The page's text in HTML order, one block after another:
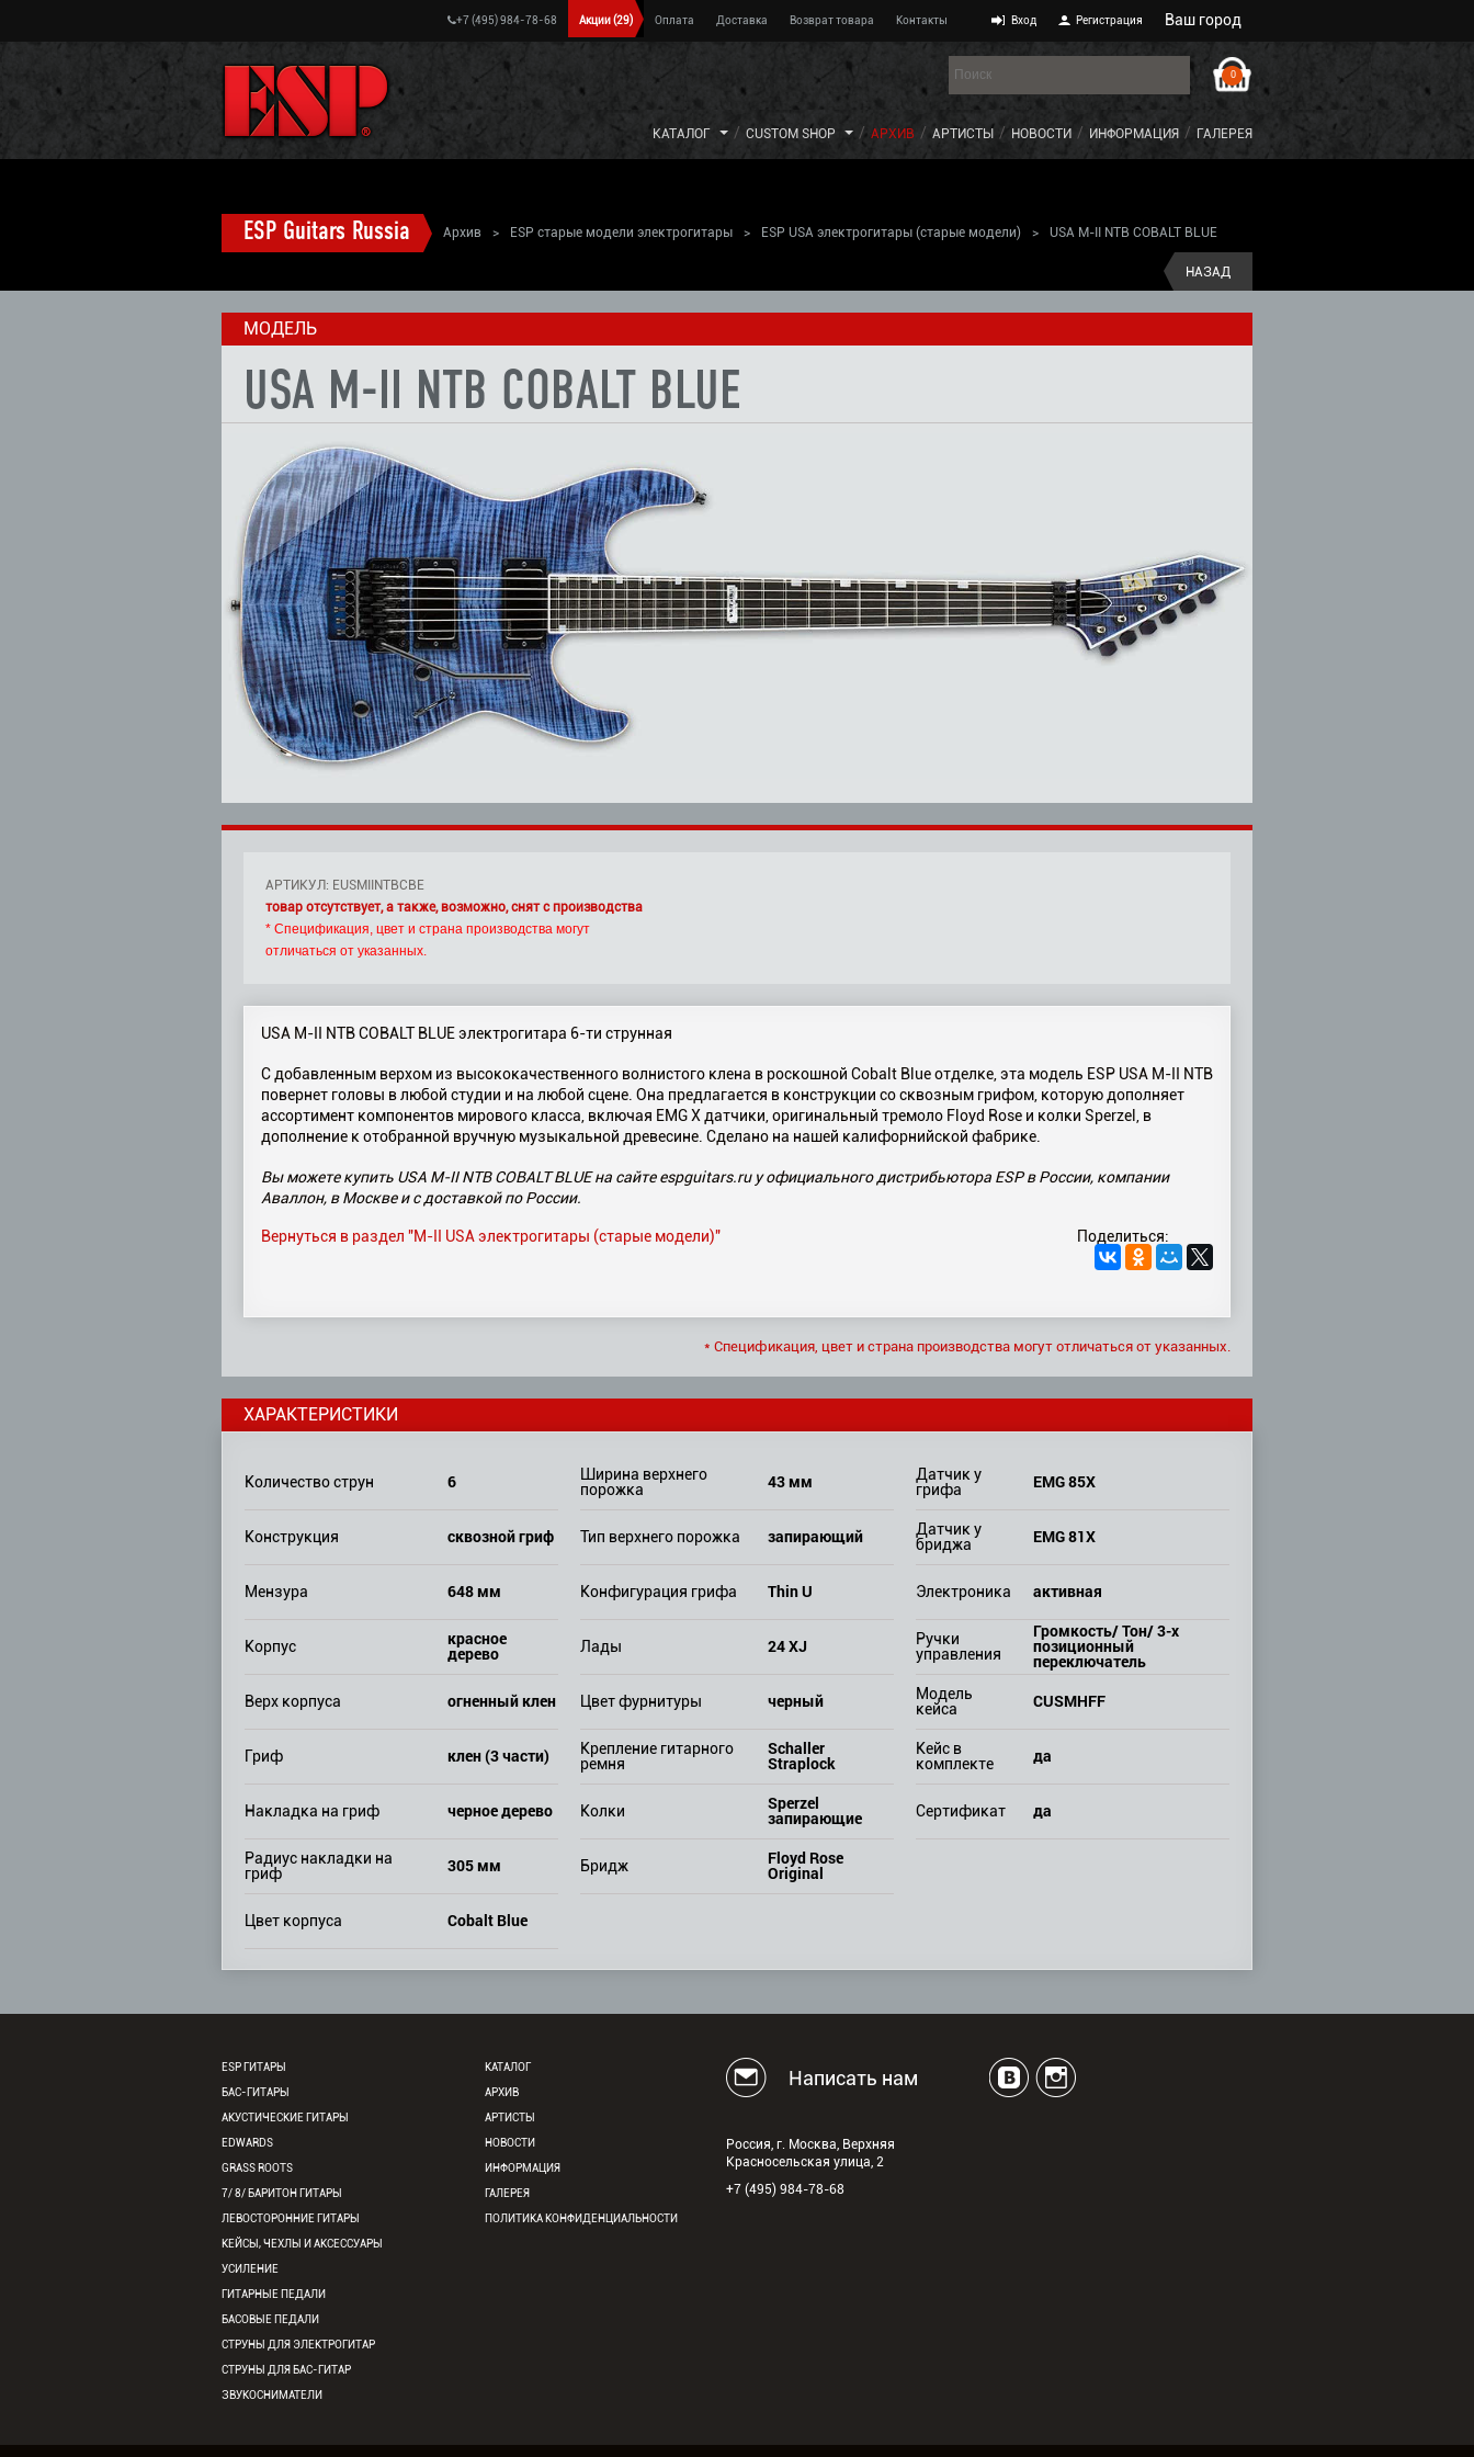
0
КАТАЛОГ CUSTOM SHOP АРХИВ АРТИСТЫ НОВОСТИ ИНФОРМАЦИЯ ГАЛЕРЕЯ
+7 (495) 984-78-68 Акции(29) Оплата Доставка Возврат товара Контакты Вход Регистрация Ваш город
ESP Guitars Russia Архив > ESP старые модели электрогитары > ESP USA электрогитары (старые модели) > USA M-II NTB COBALT BLUE
НАЗАД
МОДЕЛЬ
USA M-II NTB COBALT BLUE
АРТИКУЛ: EUSMIINTBCBE
товар отсутствует, а также, возможно, снят с производства
* Спецификация, цвет и страна производства могут
отличаться от указанных.
USA M-II NTB COBALT BLUE электрогитара 6-ти струнная
С добавленным верхом из высококачественного волнистого клена в роскошной Cobalt Blue отделке, эта модель ESP USA M-II NTB
повернет головы в любой студии и на любой сцене. Она предлагается в конструкции со сквозным грифом, которую дополняет
ассортимент компонентов мирового класса, включая EMG Х датчики, оригинальный тремоло Floyd Rose и колки Sperzel, в
дополнение к отобранной вручную музыкальной древесине. Сделано на нашей калифорнийской фабрике.
Вы можете купить USA M-II NTB COBALT BLUE на сайте espguitars.ru у официального дистрибьютора ESP в России, компании
Аваллон, в Москве и с доставкой по России.
Поделиться:
Вернуться в раздел "M-II USA электрогитары (старые модели)"
* Спецификация, цвет и страна производства могут отличаться от указанных.
ХАРАКТЕРИСТИКИ
Количество струн 6
Конструкция сквозной гриф
Мензура 648 мм
Корпус красное
дерево
Верх корпуса огненный клен
Гриф клен (3 части)
Накладка на гриф черное дерево
Радиус накладки на
гриф
305 мм
Цвет корпуса Cobalt Blue
Ширина верхнего
порожка
43 мм
Тип верхнего порожка запирающий
Конфигурация грифа Thin U
Лады 24 XJ
Цвет фурнитуры черный
Крепление гитарного
ремня
Schaller
Straplock
Колки Sperzel
запирающие
Бридж Floyd Rose
Original
Датчик у
грифа
EMG 85X
Датчик у
бриджа
EMG 81X
Электроника активная
Ручки
управления
Громкость/ Тон/ 3-х
позиционный
переключатель
Модель
кейса
CUSMHFF
Кейс в
комплекте
да
Сертификат да
ESP ГИТАРЫ
БАС-ГИТАРЫ
АКУСТИЧЕСКИЕ ГИТАРЫ
EDWARDS
GRASS ROOTS
7/ 8/ БАРИТОН ГИТАРЫ
ЛЕВОСТОРОННИЕ ГИТАРЫ
КЕЙСЫ, ЧЕХЛЫ И АКСЕССУАРЫ
УСИЛЕНИЕ
ГИТАРНЫЕ ПЕДАЛИ
БАСОВЫЕ ПЕДАЛИ
СТРУНЫ ДЛЯ ЭЛЕКТРОГИТАР
СТРУНЫ ДЛЯ БАС-ГИТАР
ЗВУКОСНИМАТЕЛИ
КАТАЛОГ
АРХИВ
АРТИСТЫ
НОВОСТИ
ИНФОРМАЦИЯ
ГАЛЕРЕЯ
ПОЛИТИКА КОНФИДЕНЦИАЛЬНОСТИ
Написать нам
Россия, г. Москва, Верхняя
Красносельская улица, 2
+7 (495) 984-78-68